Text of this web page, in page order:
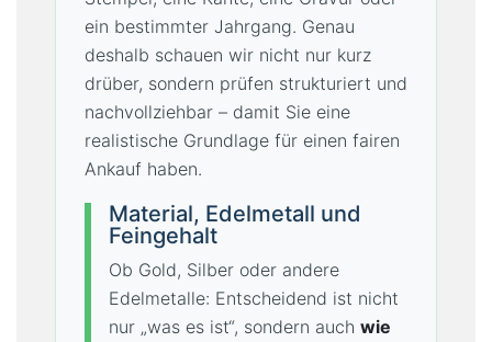
ein bestimmter Jahrgang. Genau
deshalb schauen wir nicht nur kurz
drüber, sondern prüfen strukturiert und
nachvollziehbar – damit Sie eine
realistische Grundlage für einen fairen
Ankauf haben.
Material, Edelmetall und
Feingehalt
Ob Gold, Silber oder andere
Edelmetalle: Entscheidend ist nicht
nur „was es ist“, sondern auch wie